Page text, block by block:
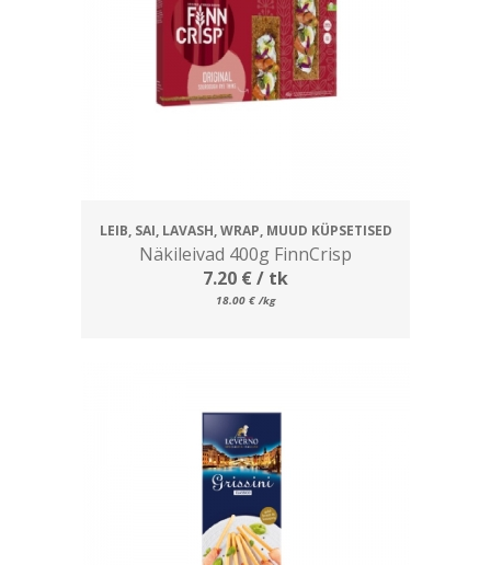
LEIB, SAI, LAVASH, WRAP, MUUD KÜPSETISED
Näkileivad 400g FinnCrisp
7.20 €/ tk
18.00 € /kg